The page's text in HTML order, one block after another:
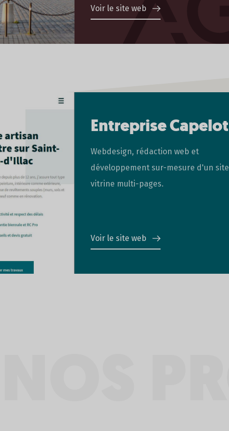
Voir le site web
Entreprise Capelot
Webdesign, rédaction web et
développement sur-mesure d'un site
vitrine multi-pages.
Voir le site web